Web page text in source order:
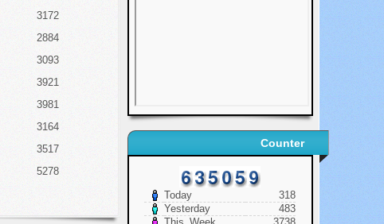
3172
2884
3093
3921
3981
3164
3517
5278
Counter
Today
318
Yesterday
483